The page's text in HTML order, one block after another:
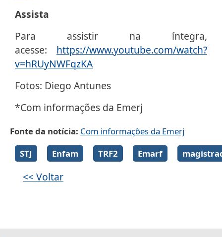
Assista
Para assistir na íntegra,
acesse: https://www.youtube.com/watch?
v=hRUyNWFqzKA
Fotos: Diego Antunes
*Com informações da Emerj
Fonte da notícia Com informações da Emerj
Galeria de imagens
STJ
Enfam TRF2 Emarf
<< Voltar